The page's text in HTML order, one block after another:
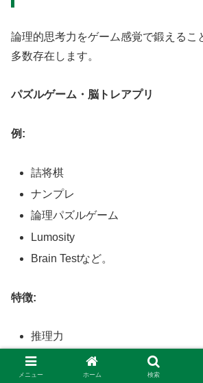
論理的思考力をゲーム感覚で鍛えるこ
多数存在します。
パズルゲーム・脳トレアプリ
例:
詰将棋
ナンプレ
論理パズルゲーム
Lumosity
Brain Testなど。
特徴:
推理力
分析力
問題解決能力
メニュー ホーム 検索